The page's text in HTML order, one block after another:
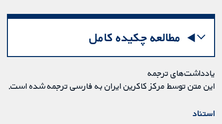
مطالعه چکیده کامل
یادداشت‌های ترجمه
این متن توسط مرکز کاکرین ایران به فارسی ترجمه شده است.
استناد